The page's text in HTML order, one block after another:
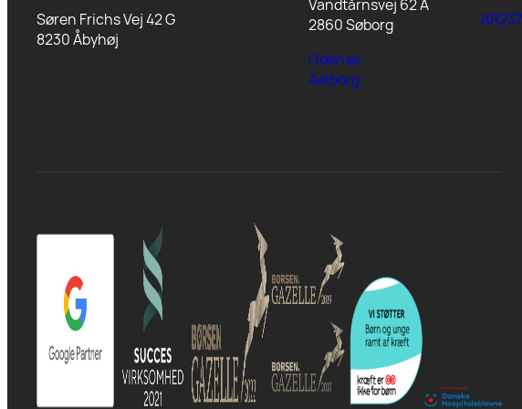
Søren Frichs Vej 42 G
8230 Åbyhøj
Vandtårnsvej 62 A
2860 Søborg
Odense
Aalborg